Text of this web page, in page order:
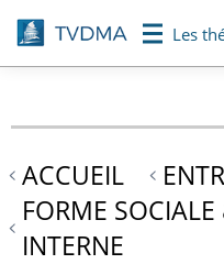
Aller
au
contenu
Les
ACCUEIL
FORME
INTERNE